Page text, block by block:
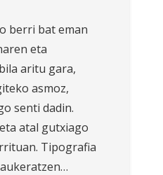
berri bat eman
eta
aritu gara,
asmoz,
senti dadin.
atal gutxiago
Tipografia